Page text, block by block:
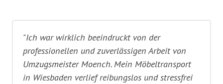
"Ich war wirklich beeindruckt von der
professionellen und zuverlässigen Arbeit von
Umzugsmeister Moench. Mein Möbeltransport
in Wiesbaden verlief reibungslos und stressfrei